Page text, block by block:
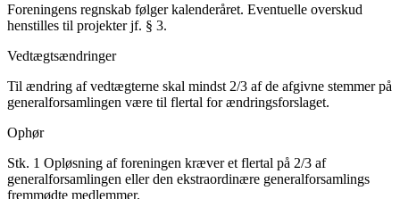
Foreningens regnskab følger kalenderåret. Eventuelle overskud
henstilles til projekter jf. § 3.
Vedtægtsændringer
Til ændring af vedtægterne skal mindst 2/3 af de afgivne stemmer på
generalforsamlingen være til flertal for ændringsforslaget.
Ophør
Stk. 1 Opløsning af foreningen kræver et flertal på 2/3 af
generalforsamlingen eller den ekstraordinære generalforsamlings
fremmødte medlemmer.